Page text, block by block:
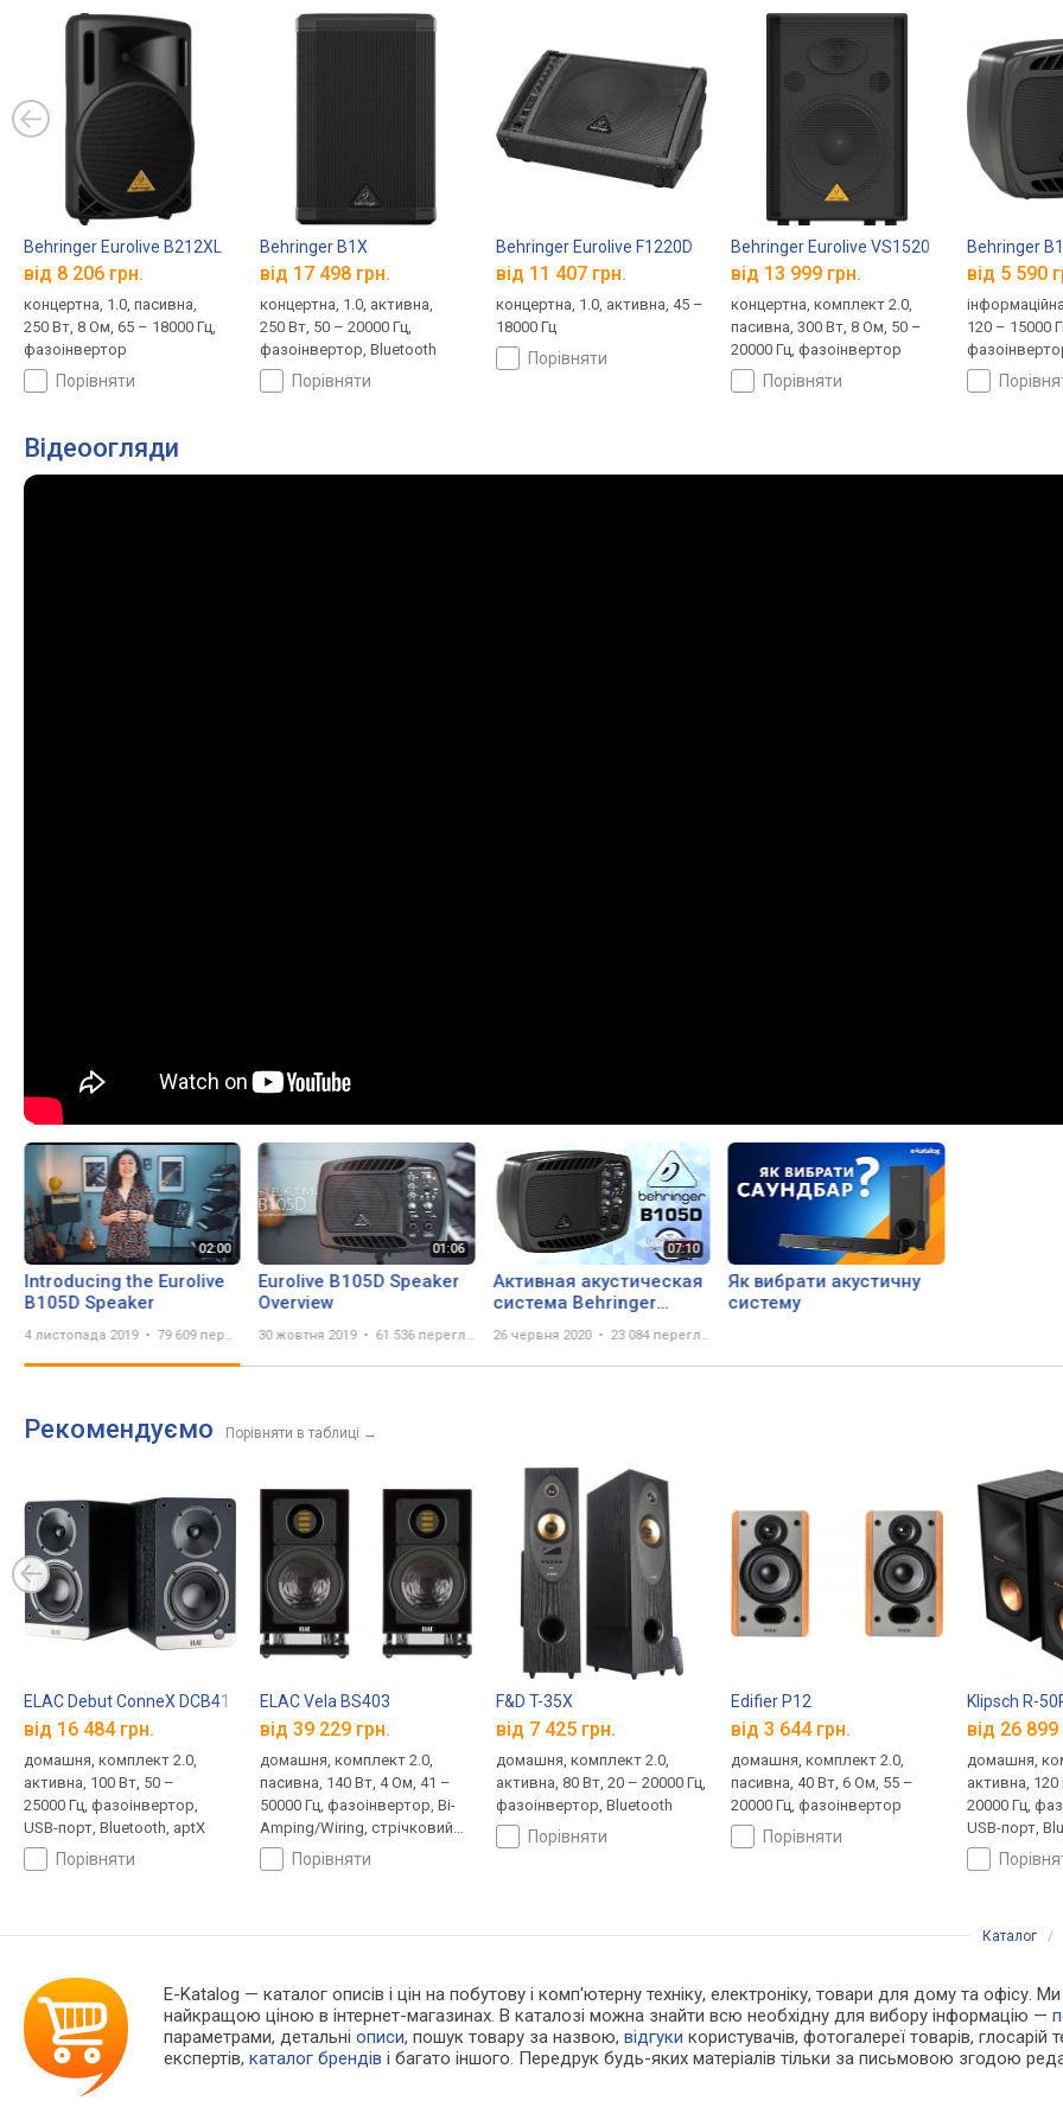
Behringer Eurolive B212XL
від 8 206 грн.
концертна, 1.0, пасивна,
250 Вт, 8 Ом, 65 – 18000 Гц,
фазоінвертор
порівняти
Behringer B1X
від 17 498 грн.
концертна, 1.0, активна,
250 Вт, 50 – 20000 Гц,
фазоінвертор, Bluetooth
порівняти
Behringer Eurolive F1220D
від 11 407 грн.
концертна, 1.0, активна, 45 –
18000 Гц
порівняти
Behringer Eurolive VS1520
від 13 999 грн.
концертна, комплект 2.0,
пасивна, 300 Вт, 8 Ом, 50 –
20000 Гц, фазоінвертор
порівняти
Behringer
від 5 590
120 – 15000
Відеоогляди
Introducing the Eurolive
B105D Speaker
4 листопада 2019 79 609 переглядів
Eurolive B105D Speaker
Overview
30 жовтня 2019 61 536 переглядів
Активная акустическая
система Behringer
50 Вт)
26 червня 2020 23 084 перегляда
Як вибрати акустичну
систему
Рекомендуємо Порівняти в таблиці →
ELAC Debut ConneX DCB41
від 16 484 грн.
домашня, комплект 2.0,
активна, 100 Вт, 50 –
25000 Гц, фазоінвертор,
USB-порт, Bluetooth, aptX
порівняти
ELAC Vela BS403
від 39 229 грн.
домашня, комплект 2.0,
пасивна, 140 Вт, 4 Ом, 41 –
50000 Гц, фазоінвертор, Bi-
Amping/Wiring, стрічковий
випромінювач
порівняти
F&D T-35X
від 7 425 грн.
домашня, комплект 2.0,
активна, 80 Вт, 20 – 20000 Гц,
фазоінвертор, Bluetooth
порівняти
Edifier P12
від 3 644 грн.
домашня, комплект 2.0,
пасивна, 40 Вт, 6 Ом, 55 –
20000 Гц, фазоінвертор
порівняти
Klipsch R-
від 26 899
домашня,
активна,
20000 Гц,
USB-порт,
Каталог /
E-Katalog — каталог описів і цін на побутову і комп'ютерну техніку, електроніку, товари для дому та офісу.
найкращою ціною в інтернет-магазинах. В каталозі можна знайти всю необхідну для вибору інформацію —
параметрами, детальніописи, пошук товару за назвою,відгуки користувачів, фотогалереї товарів, глосарій
експертів,каталог брендів і багато іншого. Передрук будь-яких матеріалів тільки за письмовою згодою